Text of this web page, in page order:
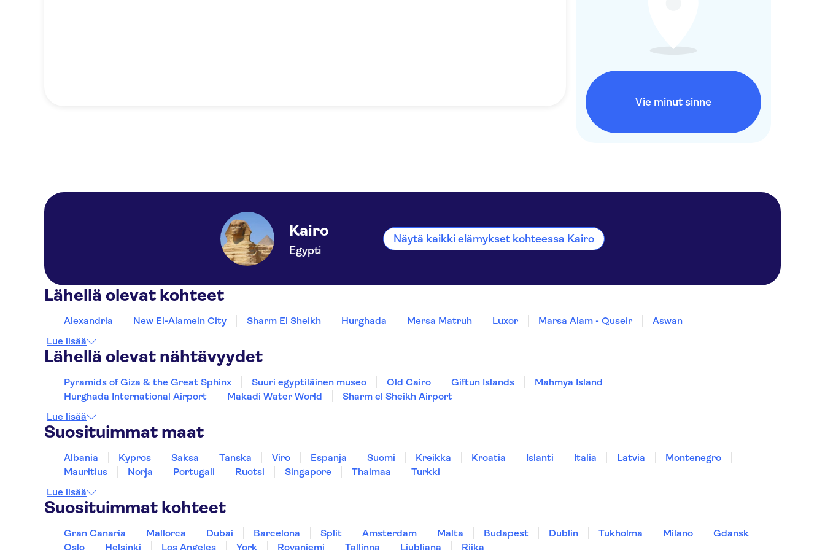
Vie minut sinne
Kairo
Egypti
Näytä kaikki elämykset kohteessa Kairo
Lähellä olevat kohteet
Alexandria New El-Alamein City Sharm El Sheikh Hurghada Mersa Matruh Luxor Marsa Alam - Quseir
Aswan
Lue lisää
Lähellä olevat nähtävyydet
Pyramids of Giza & the Great Sphinx Suuri egyptiläinen museo Old Cairo Giftun Islands
Mahmya Island
Hurghada International Airport
Makadi Water World
Sharm el Sheikh Airport
Lue lisää
Suosituimmat maat
Albania Kypros Saksa Tanska Viro Espanja Suomi Kreikka Kroatia Islanti Italia Latvia
Montenegro
Mauritius
Norja Portugali Ruotsi Singapore Thaimaa
Turkki
Lue lisää
Suosituimmat kohteet
Gran Canaria Mallorca Dubai Barcelona Split Amsterdam Malta Budapest Dublin Tukholma Milano
Gdansk
Oslo
Helsinki Los Angeles York Rovaniemi Tallinna Ljubljana Riika